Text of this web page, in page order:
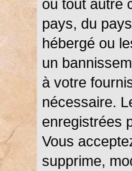
ou tout autre
pays, du
hébergé ou
un
à votre
nécessaire.
enregistrées
Vous
supprime,